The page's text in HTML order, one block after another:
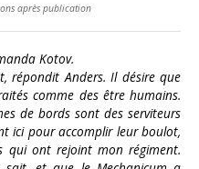
après publication
Kotov.
répondit Anders. Il désire que
comme des être humains.
de bords sont des serviteurs
ici pour accomplir leur boulot,
qui ont rejoint mon régiment.